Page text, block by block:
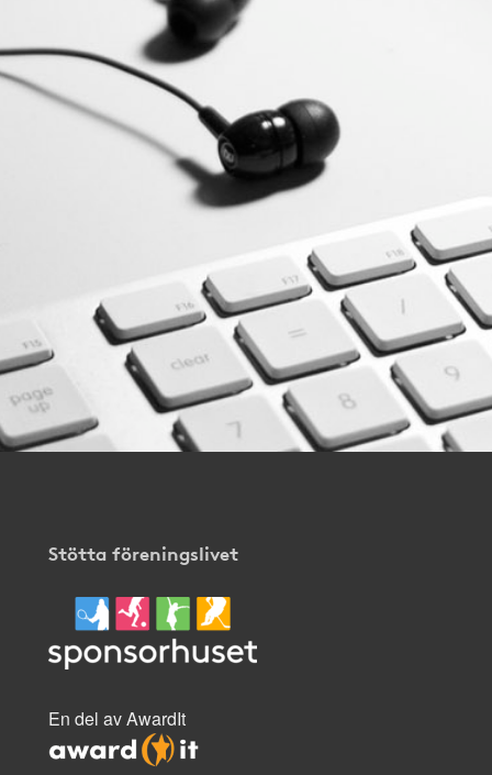
Stötta föreningslivet
En del av AwardIt